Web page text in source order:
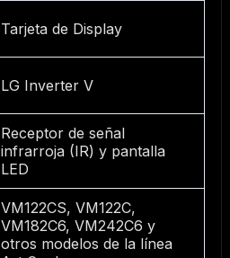
Tarjeta de Display
LG Inverter V
Receptor de señal
infrarroja (IR) y pantalla
LED
VM122CS, VM122C,
VM182C6, VM242C6 y
otros modelos de la línea